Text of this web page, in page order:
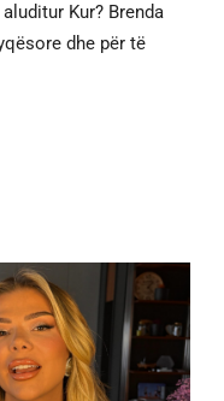
Kur? Brenda
dhe për të